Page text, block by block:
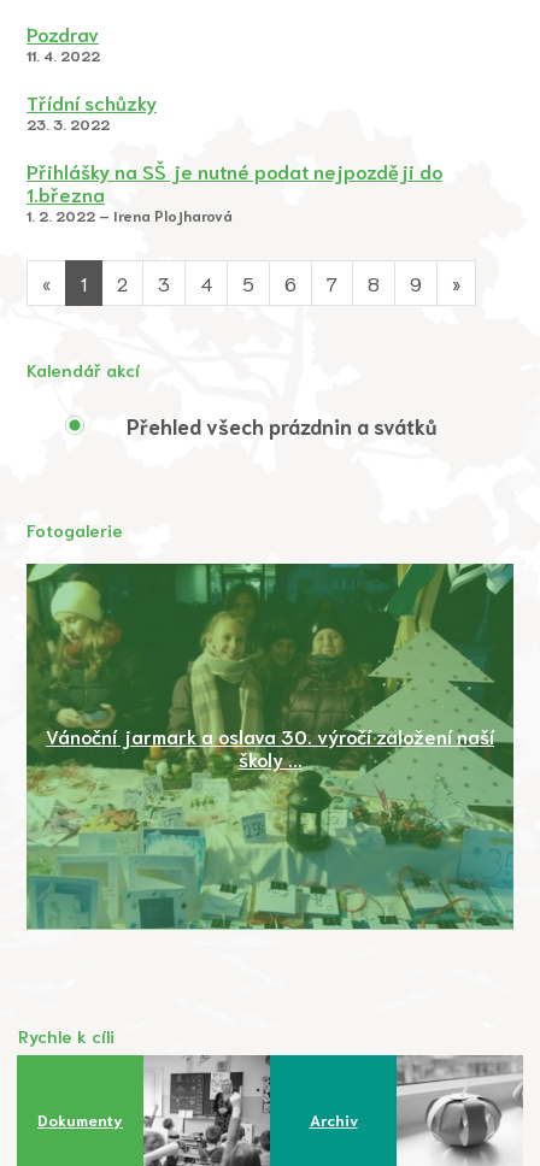
Pozdrav
11. 4. 2022
Třídní schůzky
23. 3. 2022
Přihlášky na SŠ je nutné podat nejpozději do
1.března
1. 2. 2022 – Irena Plojharová
« 1 2 3 4 5 6 7 8 9 »
Kalendář akcí
Přehled všech prázdnin a svátků
Fotogalerie
Vánoční jarmark a oslava 30. výročí založení naší
školy ...
Rychle k cíli
Dokumenty Archiv